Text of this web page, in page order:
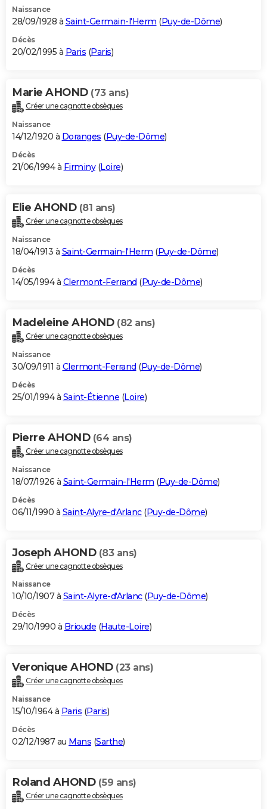
Naissance
28/09/1928 à Saint-Germain-l'Herm (Puy-de-Dôme)
Décès
20/02/1995 à Paris (Paris)
Marie AHOND (73 ans)
Créer une cagnotte obsèques
Naissance
14/12/1920 à Doranges (Puy-de-Dôme)
Décès
21/06/1994 à Firminy(Loire)
Elie AHOND (81 ans)
Créer une cagnotte obsèques
Naissance
18/04/1913 à Saint-Germain-l'Herm (Puy-de-Dôme)
Décès
14/05/1994 à Clermont-Ferrand (Puy-de-Dôme)
Madeleine AHOND (82 ans)
Créer une cagnotte obsèques
Naissance
30/09/1911 à Clermont-Ferrand (Puy-de-Dôme)
Décès
25/01/1994 à Saint-Étienne (Loire)
Pierre AHOND (64 ans)
Créer une cagnotte obsèques
Naissance
18/07/1926 à Saint-Germain-l'Herm (Puy-de-Dôme)
Décès
06/11/1990 à Saint-Alyre-d'Arlanc(Puy-de-Dôme)
Joseph AHOND (83 ans)
Créer une cagnotte obsèques
Naissance
10/10/1907 à Saint-Alyre-d'Arlanc(Puy-de-Dôme)
Décès
29/10/1990 à Brioude (Haute-Loire)
Veronique AHOND (23 ans)
Créer une cagnotte obsèques
Naissance
15/10/1964 à Paris (Paris)
Décès
02/12/1987 au Mans (Sarthe)
Roland AHOND (59 ans)
Créer une cagnotte obsèques